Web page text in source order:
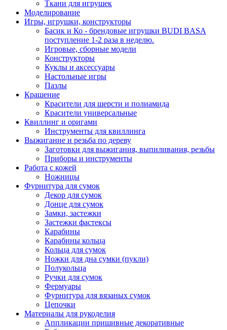
Ткани для игрушек
Моделирование
Игры, игрушки, конструкторы
Басик и Ко - брендовые игрушки BUDI BASA
поступление 1-2 раза в неделю.
Игровые, сборные модели
Конструкторы
Куклы и аксессуары
Настольные игры
Пазлы
Крашение
Красители для шерсти и полиамида
Красители универсальные
Квиллинг и оригами
Инструменты для квиллинга
Выжигание и резьба по дереву
Заготовки для выжигания, выпиливания, резьбы
Приборы и инструменты
Работа с кожей
Ножницы
Фурнитура для сумок
Декор для сумок
Донце для сумок
Замки, застежки
Застежки фастексы
Карабины
Карабины кольца
Кольца для сумок
Ножки для дна сумки (пукли)
Полукольца
Ручки для сумок
Фермуары
Фурнитура для вязаных сумок
Цепочки
Материалы для рукоделия
Аппликации пришивные декоративные